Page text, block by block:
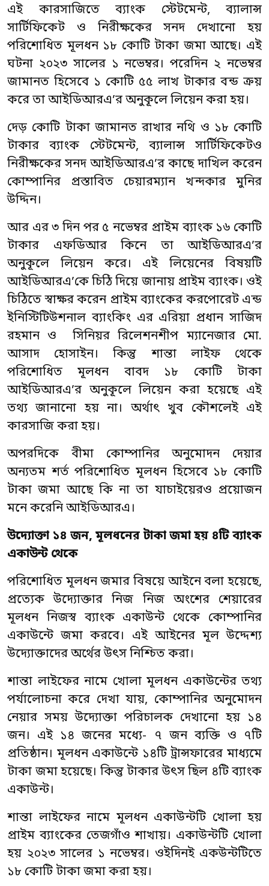
এই কারসাজিতে ব্যাংক স্টেটমেন্ট, ব্যালান্স
সার্টিফিকেট ও নিরীক্ষকের সনদ দেখানো হয়
পরিশোধিত মূলধন ১৮ কোটি টাকা জমা আছে। এই
ঘটনা ২০২৩ সালের ১ নভেম্বর। পরেদিন ২ নভেম্বর
জামানত হিসেবে ১ কোটি ৫৫ লাখ টাকার বন্ড ক্রয়
করে তা আইডিআরএ’র অনুকূলে লিয়েন করা হয়।
দেড় কোটি টাকা জামানত রাখার নথি ও ১৮ কোটি
টাকার ব্যাংক স্টেটমেন্ট, ব্যালান্স সার্টিফিকেটও
নিরীক্ষকের সনদ আইডিআরএ’র কাছে দাখিল করেন
কোম্পানির প্রস্তাবিত চেয়ারম্যান খন্দকার মুনির
উদ্দিন।
আর এর ৩ দিন পর ৫ নভেম্বর প্রাইম ব্যাংক ১৬ কোটি
টাকার এফডিআর কিনে তা আইডিআরএ’র
অনুকূলে লিয়েন করে। এই লিয়েনের বিষয়টি
আইডিআরএ’কে চিঠি দিয়ে জানায় প্রাইম ব্যাংক। ওই
চিঠিতে স্বাক্ষর করেন প্রাইম ব্যাংকের করপোরেট এন্ড
ইনিস্টিটিউশনাল ব্যাংকিং এর এরিয়া প্রধান সাজিদ
রহমান ও সিনিয়র রিলেশনশীপ ম্যানেজার মো.
আসাদ হোসাইন। কিন্তু শান্তা লাইফ থেকে
পরিশোধিত মূলধন বাবদ ১৮ কোটি টাকা
আইডিআরএ’র অনুকূলে লিয়েন করা হয়েছে এই
তথ্য জানানো হয় না। অর্থাৎ খুব কৌশলেই এই
কারসাজি করা হয়।
অপরদিকে বীমা কোম্পানির অনুমোদন দেয়ার
অন্যতম শর্ত পরিশোধিত মূলধন হিসেবে ১৮ কোটি
টাকা জমা আছে কি না তা যাচাইয়েরও প্রয়োজন
মনে করেনি আইডিআরএ।
উদ্যোক্তা ১৪ জন,মলধনের টাকা জমা হয় ৪টিব্যাংক
একাউন্ট থেকে
পরিশোধিত মূলধন জমার বিষয়ে আইনে বলা হয়েছে,
প্রত্যেক উদ্যোক্তার নিজ নিজ অংশের শেয়ারের
মূলধন নিজস্ব ব্যাংক একাউন্ট থেকে কোম্পানির
একাউন্টে জমা করবে। এই আইনের মূল উদ্দেশ্য
উদ্যোক্তাদের অর্থের উৎস নিশ্চিত করা।
শান্তা লাইফের নামে খোলা মূলধন একাউন্টের তথ্য
পর্যালোচনা করে দেখা যায়, কোম্পানির অনুমোদন
নেয়ার সময় উদ্যোক্তা পরিচালক দেখানো হয় ১৪
জন। এই ১৪ জনের মধ্যে- ৭ জন ব্যক্তি ও ৭টি
প্রতিষ্ঠান। মূলধন একাউন্টে ১৪টি ট্রান্সফারের মাধ্যমে
টাকা জমা হয়েছে। কিন্তু টাকার উৎস ছিল ৪টি ব্যাংক
একাউন্ট।
শান্তা লাইফের নামে মূলধন একাউন্টটি খোলা হয়
প্রাইম ব্যাংকের তেজগাঁও শাখায়। একাউন্টটি খোলা
হয় ২০২৩ সালের ১ নভেম্বর। ওইদিনই একউন্টটিতে
১৮ কোটি টাকা জমা করা হয়।